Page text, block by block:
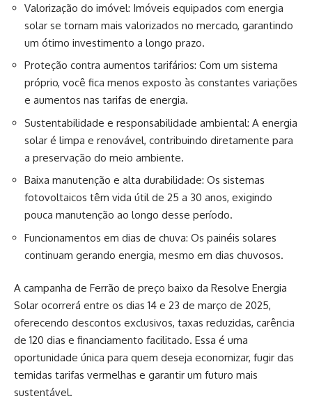
Valorização do imóvel: Imóveis equipados com energia
solar se tornam mais valorizados no mercado, garantindo
um ótimo investimento a longo prazo.
Proteção contra aumentos tarifários: Com um sistema
próprio, você fica menos exposto às constantes variações
e aumentos nas tarifas de energia.
Sustentabilidade e responsabilidade ambiental: A energia
solar é limpa e renovável, contribuindo diretamente para
a preservação do meio ambiente.
Baixa manutenção e alta durabilidade: Os sistemas
fotovoltaicos têm vida útil de 25 a 30 anos, exigindo
pouca manutenção ao longo desse período.
Funcionamentos em dias de chuva: Os painéis solares
continuam gerando energia, mesmo em dias chuvosos.
A campanha de Ferrão de preço baixo da Resolve Energia
Solar ocorrerá entre os dias 14 e 23 de março de 2025,
oferecendo descontos exclusivos, taxas reduzidas, carência
de 120 dias e financiamento facilitado. Essa é uma
oportunidade única para quem deseja economizar, fugir das
temidas tarifas vermelhas e garantir um futuro mais
sustentável.